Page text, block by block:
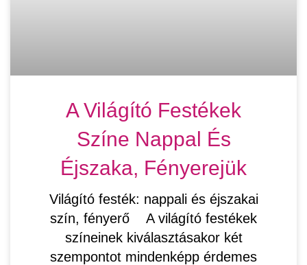
A Világító Festékek
Színe Nappal És
Éjszaka, Fényerejük
Világító festék: nappali és éjszakai
szín, fényerő A világító festékek
színeinek kiválasztásakor két
szempontot mindenképp érdemes